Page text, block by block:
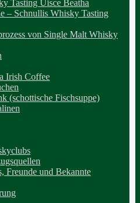
Tasting Uisce Beatha
– Schnullis Whisky Tasting
von Single Malt Whisky
Irish Coffee
(schottische Fischsuppe)
Freunde und Bekannte